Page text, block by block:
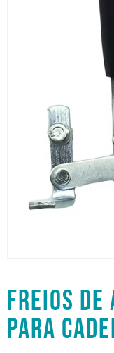
FREIOS DE
PARA